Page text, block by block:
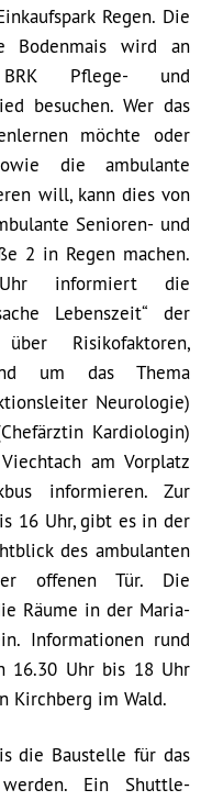
Regen. Die
Bodenmais wird an
Pflege- und
besuchen. Wer das
möchte oder
die ambulante
will, kann dies von
Senioren- und
2 in Regen machen.
informiert die
Lebenszeit“ der
Risikofaktoren,
um das Thema
Neurologie)
Kardiologin)
am Vorplatz
informieren. Zur
16 Uhr, gibt es in der
des ambulanten
offenen Tür. Die
Räume in der Maria-
Informationen rund
16.30 Uhr bis 18 Uhr
Kirchberg im Wald.
die Baustelle für das
Ein Shuttle-